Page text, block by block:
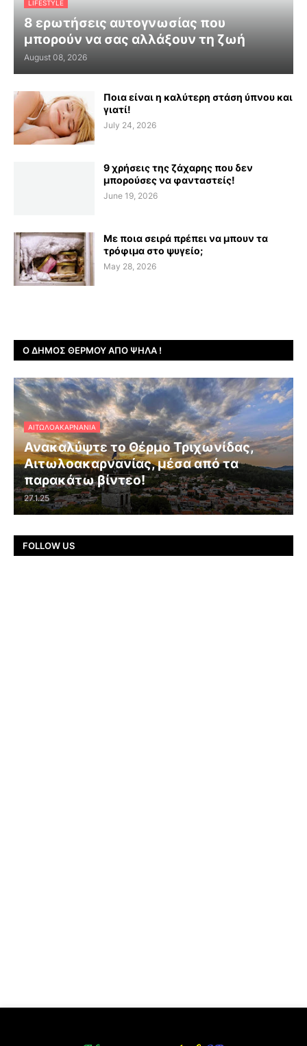
LIFESTYLE
8 ερωτήσεις αυτογνωσίας που
μπορούν να σας αλλάξουν τη ζωή
August 08, 2026
Ποια είναι η καλύτερη στάση ύπνου και
γιατί!
July 24, 2026
9 χρήσεις της ζάχαρης που δεν
μπορούσες να φανταστείς!
June 19, 2026
Με ποια σειρά πρέπει να μπουν τα
τρόφιμα στο ψυγείο;
May 28, 2026
Ο ΔΉΜΟΣ ΘΈΡΜΟΥ ΑΠΌ ΨΗΛΆ !
ΑΙΤΩΛΟΑΚΑΡΝΑΝΊΑ
Ανακαλύψτε το Θέρμο Τριχωνίδας,
Αιτωλοακαρνανίας, μέσα από τα
παρακάτω βίντεο!
27.1.25
FOLLOW US